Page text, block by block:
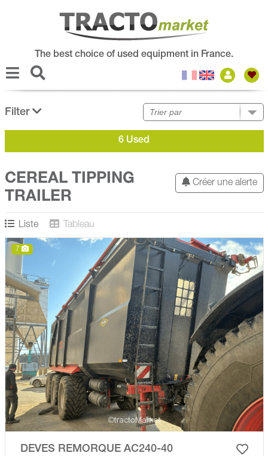
The best choice of used equipment in France.
Filter
6 Used
Créer une alerte
CEREAL TIPPING
TRAILER
Liste Tableau
7
DEVES REMORQUE AC240-40